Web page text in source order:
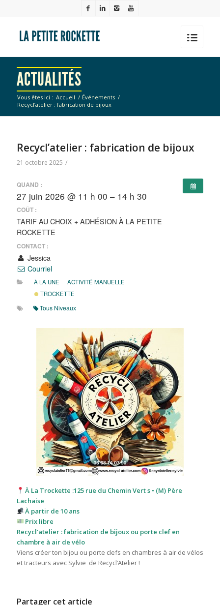
ACTUALITÉS
Vous êtes ici : Accueil / Événements /
Recycl’atelier : fabrication de bijoux
Recycl’atelier : fabrication de bijoux
21 octobre 2025 /
QUAND :
27 juin 2026 @ 11 h 00 – 14 h 30
COÛT :
TARIF AU CHOIX + ADHÉSION À LA PETITE
ROCKETTE
CONTACT :
Jessica
Courriel
À LA UNE
ACTIVITÉ MANUELLE
TROCKETTE
Tous Niveaux
À La Trockette :125 rue du Chemin Vert s • (M) Père
Lachaise
À partir de 10 ans
Prix libre
Recycl’atelier : fabrication de bijoux ou porte clef en
chambre à air de vélo
Viens créer ton bijou ou porte clefs en chambres à air de vélos
et tracteurs avec Sylvie de Recycl’Atelier !
Partager cet article